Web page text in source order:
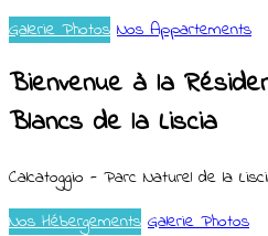
Galerie Photos Nos Appartements
Bienvenue à la
Blancs de la Liscia
Calcatoggio - Parc Naturel de la
Nos Hébergements Galerie Photos